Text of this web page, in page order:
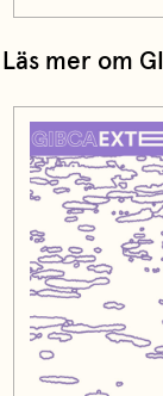
Läs mer om